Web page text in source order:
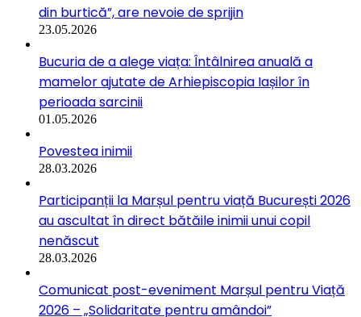
din burtică”, are nevoie de sprijin
23.05.2026
Bucuria de a alege viața: Întâlnirea anuală a
mamelor ajutate de Arhiepiscopia Iașilor în
perioada sarcinii
01.05.2026
Povestea inimii
28.03.2026
Participanții la Marșul pentru viață București 2026
au ascultat în direct bătăile inimii unui copil
nenăscut
28.03.2026
Comunicat post-eveniment Marșul pentru Viață
2026 – „Solidaritate pentru amândoi”